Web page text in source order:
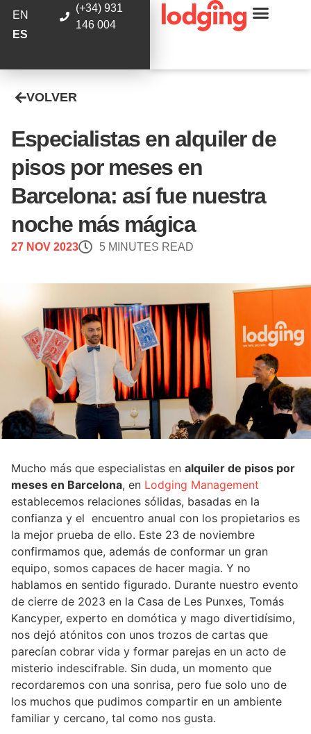
EN
ES
(+34) 931
146 004
VOLVER
Especialistas en alquiler de
pisos por meses en
Barcelona: así fue nuestra
noche más mágica
27 NOV 2023 5 MINUTES READ
Mucho más que especialistas en alquiler de pisos por
meses en Barcelona, en Lodging Management
establecemos relaciones sólidas, basadas en la
confianza y el encuentro anual con los propietarios es
la mejor prueba de ello. Este 23 de noviembre
confirmamos que, además de conformar un gran
equipo, somos capaces de hacer magia. Y no
hablamos en sentido figurado. Durante nuestro evento
de cierre de 2023 en la Casa de Les Punxes, Tomás
Kancyper, experto en domótica y mago divertidísimo,
nos dejó atónitos con unos trozos de cartas que
parecían cobrar vida y formar parejas en un acto de
misterio indescifrable. Sin duda, un momento que
recordaremos con una sonrisa, pero fue solo uno de
los muchos que pudimos compartir en un ambiente
familiar y cercano, tal como nos gusta.